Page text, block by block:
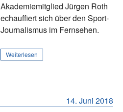
Akademiemitglied Jürgen Roth
echauffiert sich über den Sport-
Journalismus im Fernsehen.
Weiterlesen
14. Juni 2018